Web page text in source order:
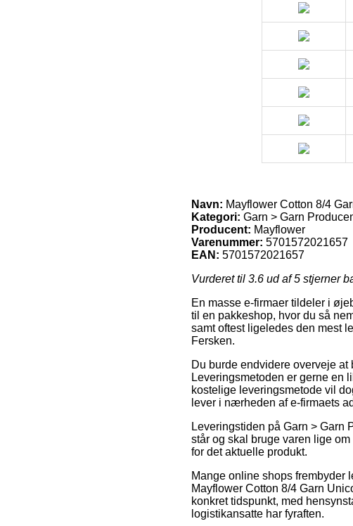
Navn: Mayflower Cotton 8/4
Kategori: Garn > Garn
Producent: Mayflower
Varenummer: 5701572021657
EAN: 5701572021657
Vurderet til 3.6 ud af 5 stjerner
En masse e-firmaer tildeler i
til en pakkeshop, hvor du så
samt oftest ligeledes den mest
Fersken.
Du burde endvidere overveje
Leveringsmetoden er gerne en
kostelige leveringsmetode vil
lever i nærheden af e-firmaets
Leveringstiden på Garn > Garn
står og skal bruge varen lige
for det aktuelle produkt.
Mange online shops
Mayflower Cotton 8/4 Garn
konkret tidspunkt, med
logistikansatte har fyraften.